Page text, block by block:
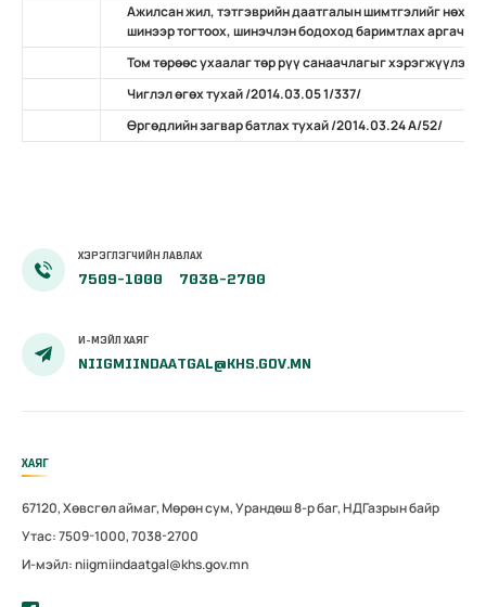
Ажилсан жил, тэтгэврийн даатгалын шимтгэлийг нөхөн
шинээр тогтоох, шинэчлэн бодоход баримтлах
Том төрөөс ухаалаг төр рүү санаачлагыг хэрэгжүүлэх
Чиглэл өгөх тухай /2014.03.05 1/337/
Өргөдлийн загвар батлах тухай /2014.03.24 А/52/
ХЭРЭГЛЭГЧИЙН ЛАВЛАХ
7509-1000 7038-2700
И-МЭЙЛ ХАЯГ
NIIGMIINDAATGAL@KHS.GOV.MN
ХАЯГ
67120, Хөвсгөл аймаг, Мөрөн сум, Урандөш 8-р баг, НДГазрын байр
Утас: 7509-1000, 7038-2700
И-мэйл: niigmiindaatgal@khs.gov.mn